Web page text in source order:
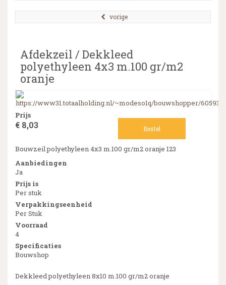
vorige
Afdekzeil / Dekkleed
polyethyleen 4x3 m.100 gr/m2
oranje
Prijs
€ 8,03 Bestel
Bouwzeil polyethyleen 4x3 m.100 gr/m2 oranje 123
Aanbiedingen
Ja
Prijs is
Per stuk
Verpakkingseenheid
Per Stuk
Voorraad
4
Specificaties
Bouwshop
Dekkleed polyethyleen 8x10 m.100 gr/m2 oranje